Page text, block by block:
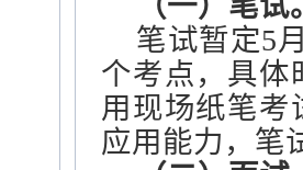
笔试暂定5
个考点，具体
用现场纸笔考
应用能力，笔